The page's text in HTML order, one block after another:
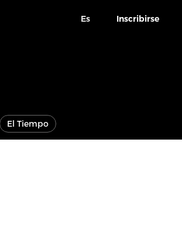
Es Inscribirse
El Tiempo